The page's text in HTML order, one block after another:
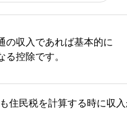
の収入であれば基本的に
る控除です。
住民税を計算する時に収